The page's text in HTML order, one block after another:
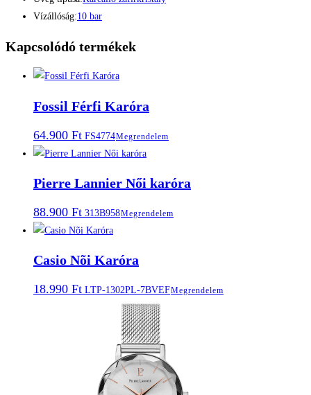
Tok színe:
Acél
Üveg típusa:Karcálló zafírkristály
Vízállóság:
Kapcsolódó termékek
Fossil Férfi Karóra
64.900FtFS4774Megrendelem
Pierre Lannier Női karóra
88.900Ft313B958
Casio Nõi Karóra
LTP-1302PL-7BVEF